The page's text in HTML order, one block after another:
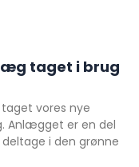
taget i brug
vores nye
Anlægget er en del
i den grønne